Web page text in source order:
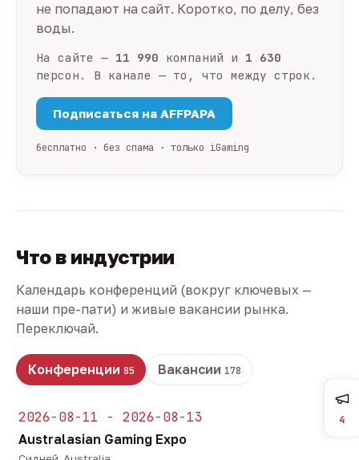
не попадают на сайт. Коротко, по делу, без
воды.
На сайте — 11 990 компаний и 1 630
персон. В канале — то, что между строк.
Подписаться на AFFPAPA
бесплатно · без спама · только iGaming
Что в индустрии
Календарь конференций (вокруг ключевых —
наши пре-пати) и живые вакансии рынка.
Переключай.
Конференции 85 Вакансии 178
2026-08-11 - 2026-08-13
Australasian Gaming Expo
4